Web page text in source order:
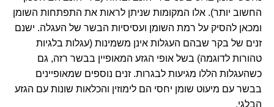
החשוב יותר). אלו המקומות שניתן לראות את התפתחות השומן
ומכאן להסיק על רמת השומן ועסיסיות הבשר של העגלה. ישנם
זנים של בקר שבהם העגלות אינן משמינות (עגלות בלגיות
טהורות לדוגמה) בשל אופי הגזע המאופיין בבשר רזה, גם
כשהעגלות הללו מגיעות לבגרות. זנים נוספים שמאופיינים
בבשר עם מיעוט שומן יחסי הם לימוזין והכלאות שונות עם הגזע
הבלגי.